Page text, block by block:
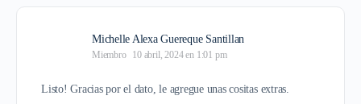
Michelle Alexa Guereque Santillan
Miembro 10 abril, 2024 en 1:01 pm
Listo! Gracias por el dato, le agregue unas cositas extras.